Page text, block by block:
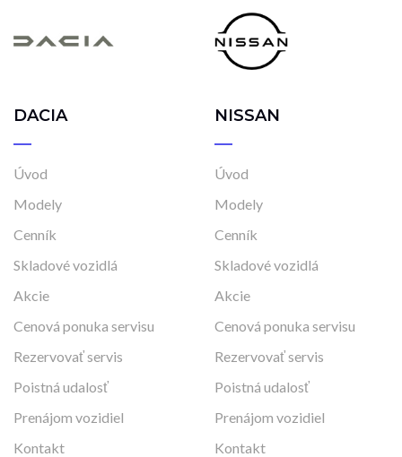
DACIA
Úvod
Modely
Cenník
Skladové vozidlá
Akcie
Cenová ponuka servisu
Rezervovať servis
Poistná udalosť
Prenájom vozidiel
Kontakt
NISSAN
Úvod
Modely
Cenník
Skladové vozidlá
Akcie
Cenová ponuka servisu
Rezervovať servis
Poistná udalosť
Prenájom vozidiel
Kontakt